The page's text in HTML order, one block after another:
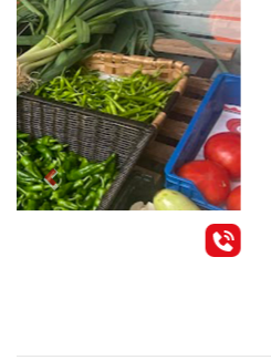
- Industria hornidurak
Previous